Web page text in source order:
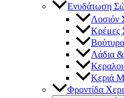
Ενυδάτωση
Λοσιόν
Κρέμες
Λάδια
Κεριά
Φροντίδα